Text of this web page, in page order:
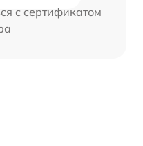
с сертификатом